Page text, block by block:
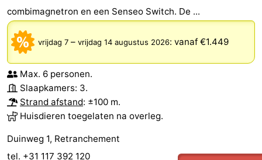
combimagnetron en een Senseo Switch. De ...
vrijdag 7 – vrijdag 14 augustus 2026: vanaf €1.449
Max. 6 personen.
Slaapkamers: 3.
Strand afstand: ±100 m.
Huisdieren toegelaten na overleg.
Duinweg 1, Retranchement
tel. +31 117 392 120